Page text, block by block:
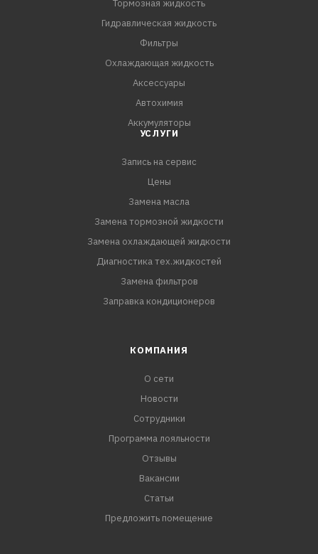
Тормозная жидкость
Гидравлическая жидкость
Фильтры
Охлаждающая жидкость
Аксессуары
Автохимия
Аккумуляторы
УСЛУГИ
Запись на сервис
Цены
Замена масла
Замена тормозной жидкости
Замена охлаждающей жидкости
Диагностика тех.жидкостей
Замена фильтров
Заправка кондиционеров
КОМПАНИЯ
О сети
Новости
Сотрудники
Программа лояльности
Отзывы
Вакансии
Статьи
Предложить помещение